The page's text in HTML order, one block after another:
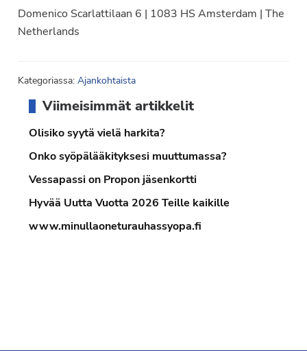
Domenico Scarlattilaan 6 | 1083 HS Amsterdam | The
Netherlands
Kategoriassa: Ajankohtaista
sivupalkki
Viimeisimmät artikkelit
Olisiko syytä vielä harkita?
Onko syöpälääkityksesi muuttumassa?
Vessapassi on Propon jäsenkortti
Hyvää Uutta Vuotta 2026 Teille kaikille
www.minullaoneturauhassyopa.fi